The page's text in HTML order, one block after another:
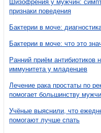
Шизофрения у мужчин:
признаки поведения
Бактерии в моче:
Бактерии в моче: что это
Ранний приём антибиотиков
иммунитета у младенцев
Лечение рака простаты по
помогает большинству
Учёные выяснили, что
помогают лучше спать